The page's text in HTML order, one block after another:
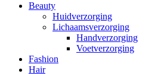
Beauty
Huidverzorging
Lichaamsverzorging
Handverzorging
Voetverzorging
Fashion
Hair